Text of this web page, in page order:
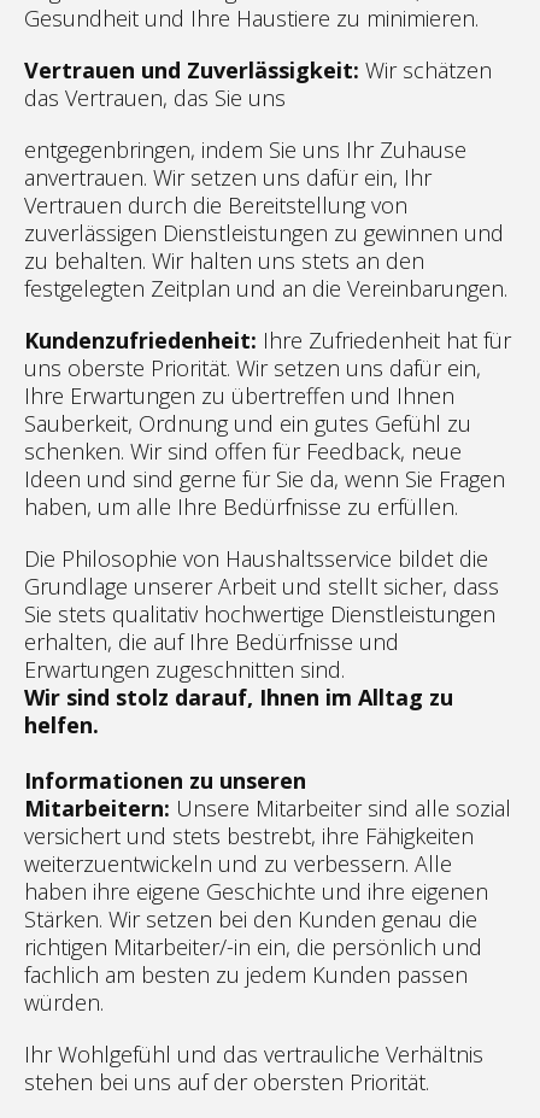
Gesundheit und Ihre Haustiere zu minimieren.
Vertrauen und Zuverlässigkeit: Wir schätzen
das Vertrauen, das Sie uns
entgegenbringen, indem Sie uns Ihr Zuhause
anvertrauen. Wir setzen uns dafür ein, Ihr
Vertrauen durch die Bereitstellung von
zuverlässigen Dienstleistungen zu gewinnen und
zu behalten. Wir halten uns stets an den
festgelegten Zeitplan und an die Vereinbarungen.
Kundenzufriedenheit: Ihre Zufriedenheit hat für
uns oberste Priorität. Wir setzen uns dafür ein,
Ihre Erwartungen zu übertreffen und Ihnen
Sauberkeit, Ordnung und ein gutes Gefühl zu
schenken. Wir sind offen für Feedback, neue
Ideen und sind gerne für Sie da, wenn Sie Fragen
haben, um alle Ihre Bedürfnisse zu erfüllen.
Die Philosophie von Haushaltsservice bildet die
Grundlage unserer Arbeit und stellt sicher, dass
Sie stets qualitativ hochwertige Dienstleistungen
erhalten, die auf Ihre Bedürfnisse und
Erwartungen zugeschnitten sind.
Wir sind stolz darauf, Ihnen im Alltag zu
helfen.
Informationen zu unseren
Mitarbeitern: Unsere Mitarbeiter sind alle sozial
versichert und stets bestrebt, ihre Fähigkeiten
weiterzuentwickeln und zu verbessern. Alle
haben ihre eigene Geschichte und ihre eigenen
Stärken. Wir setzen bei den Kunden genau die
richtigen Mitarbeiter/-in ein, die persönlich und
fachlich am besten zu jedem Kunden passen
würden.
Ihr Wohlgefühl und das vertrauliche Verhältnis
stehen bei uns auf der obersten Priorität.